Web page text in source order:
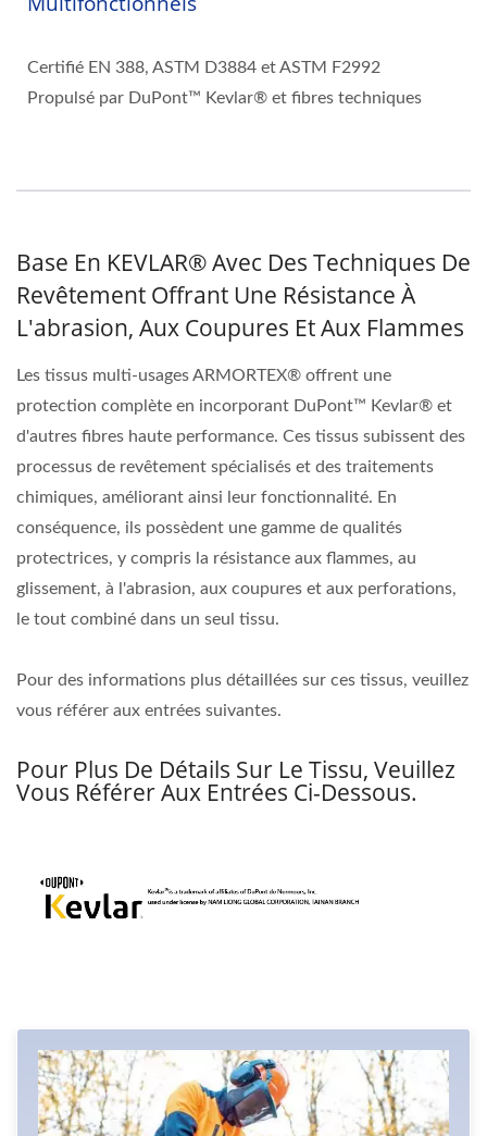
Certifié EN 388, ASTM D3884 et ASTM F2992
Propulsé par DuPont™ Kevlar® et fibres techniques
Base En KEVLAR® Avec Des Techniques De
Revêtement Offrant Une Résistance À
L'abrasion, Aux Coupures Et Aux Flammes
Les tissus multi-usages ARMORTEX® offrent une
protection complète en incorporant DuPont™ Kevlar® et
d'autres fibres haute performance. Ces tissus subissent des
processus de revêtement spécialisés et des traitements
chimiques, améliorant ainsi leur fonctionnalité. En
conséquence, ils possèdent une gamme de qualités
protectrices, y compris la résistance aux flammes, au
glissement, à l'abrasion, aux coupures et aux perforations,
le tout combiné dans un seul tissu.
Pour des informations plus détaillées sur ces tissus, veuillez
vous référer aux entrées suivantes.
Pour Plus De Détails Sur Le Tissu, Veuillez
Vous Référer Aux Entrées Ci-Dessous.